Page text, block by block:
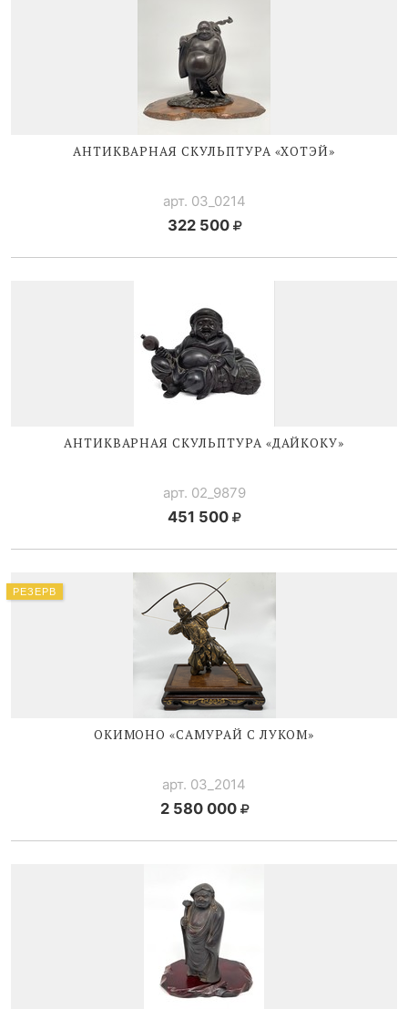
АНТИКВАРНАЯ СКУЛЬПТУРА «ХОТЭЙ»
арт. 03_0214
322 500
АНТИКВАРНАЯ СКУЛЬПТУРА «ДАЙКОКУ»
арт. 02_9879
451 500
ОКИМОНО «САМУРАЙ С ЛУКОМ»
арт. 03_2014
2 580 000
РЕЗЕРВ